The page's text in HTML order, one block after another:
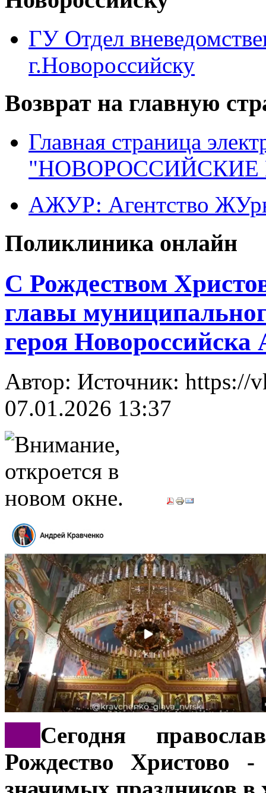
ГУ Отдел
г.Новороссийску
Возврат на главную
Главная страница
"НОВОРОССИЙСКИЕ
АЖУР: Агентство
Поликлиника онлайн
С Рождеством
главы
героя
Автор: Источник: https://
07.01.2026 13:37
Сегодня
Рождество Христово